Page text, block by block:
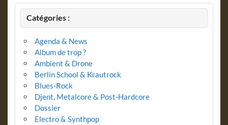
Catégories :
Agenda & News
Album de trop ?
Ambient & Drone
Berlin School & Krautrock
Blues-Rock
Djent, Metalcore & Post-Hardcore
Dossier
Electro & Synthpop